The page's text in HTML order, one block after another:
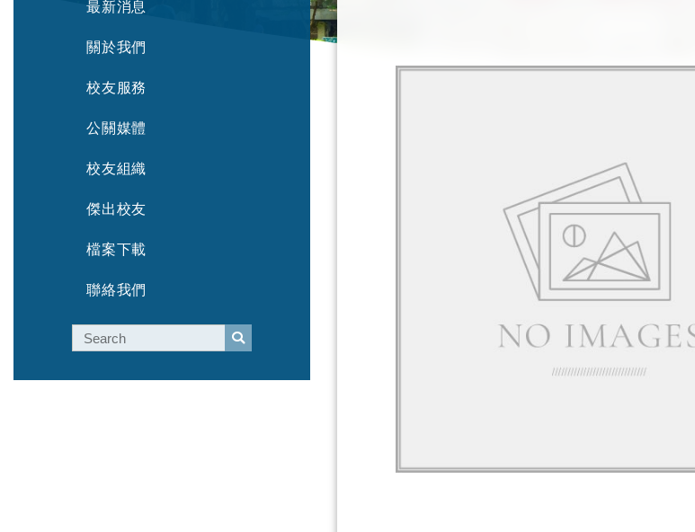
最新消息
關於我們
校友服務
公關媒體
校友組織
傑出校友
檔案下載
聯絡我們